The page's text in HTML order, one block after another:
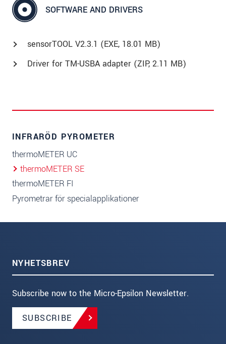
SOFTWARE AND DRIVERS
sensorTOOL V2.3.1 (EXE, 18.01 MB)
Driver for TM-USBA adapter (ZIP, 2.11 MB)
INFRARÖD PYROMETER
thermoMETER UC
thermoMETER SE
thermoMETER FI
Pyrometrar för specialapplikationer
NYHETSBREV
Subscribe now to the Micro-Epsilon Newsletter.
SUBSCRIBE